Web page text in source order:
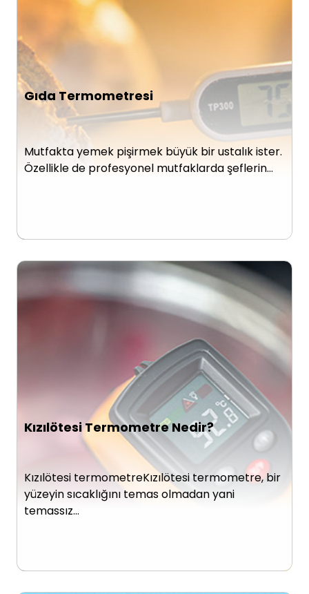
Gıda Termometresi
Mutfakta yemek pişirmek büyük bir ustalık ister.
Özellikle de profesyonel mutfaklarda şeflerin…
Kızılötesi Termometre Nedir?
Kızılötesi termometreKızılötesi termometre, bir
yüzeyin sıcaklığını temas olmadan yani
temassız…